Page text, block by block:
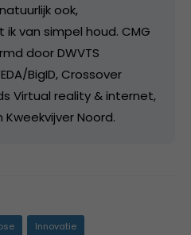
ook,
van simpel houd. CMG
door DWVTS
BigID, Crossover
Virtual reality & internet,
Noord.
Innovatie